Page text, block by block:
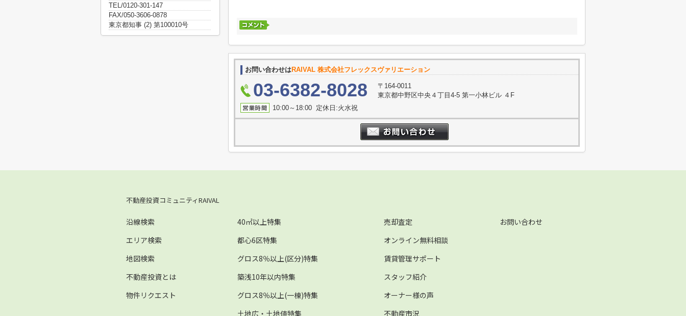
お問い合わせはRAIVAL 株式会社フレックスヴァリエーション
03-6382-8028
〒164-0011
東京都中野区中央４丁目4-5 第一小林ビル ４F
10:00～18:00 定休日:火水祝
TEL/0120-301-147
FAX/050-3606-0878
東京都知事 (2) 第100010号
不動産投資コミュニティRAIVAL
沿線検索
エリア検索
地図検索
不動産投資とは
物件リクエスト
40㎡以上特集
都心6区特集
グロス8％以上(区分)特集
築浅10年以内特集
グロス8％以上(一棟)特集
土地広・土地値特集
売却査定
オンライン無料相談
賃貸管理サポート
スタッフ紹介
オーナー様の声
不動産市況
お問い合わせ